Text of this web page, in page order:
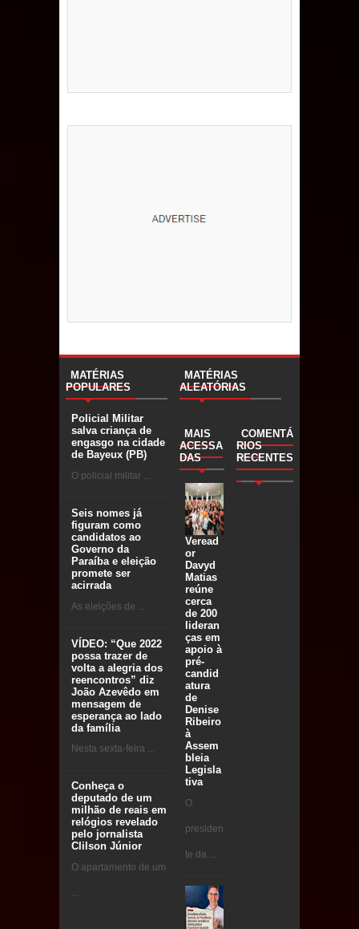
MATÉRIAS
POPULARES
Policial Militar
salva criança de
engasgo na cidade
de Bayeux (PB)
O policial militar ...
Seis nomes já
figuram como
candidatos ao
Governo da
Paraíba e eleição
promete ser
acirrada
As eleições de ...
VÍDEO: “Que 2022
possa trazer de
volta a alegria dos
reencontros” diz
João Azevêdo em
mensagem de
esperança ao lado
da família
Nesta sexta-feira ...
Conheça o
deputado de um
milhão de reais em
relógios revelado
pelo jornalista
Clilson Júnior
O apartamento de um
...
MATÉRIAS
ALEATÓRIAS
MAIS
ACESSA
DAS
Veread
or
Davyd
Matias
reúne
cerca
de 200
lideran
ças em
apoio à
pré-
candid
atura
de
Denise
Ribeiro
à
Assem
bleia
Legisla
tiva
O
presiden
te da ...
COMENTÁ
RIOS
RECENTES